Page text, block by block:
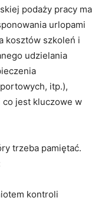
podaży pracy ma
urlopami
kosztów szkoleń i
udzielania
itp.),
jest kluczowe w
trzeba pamiętać.
kontroli